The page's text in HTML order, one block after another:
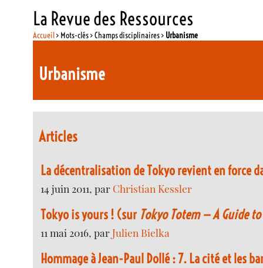
La Revue des Ressources
Accueil> Mots-clés > Champs disciplinaires > Urbanisme
Urbanisme
Articles
La décentralisation de Tokyo revient en force
14 juin 2011, par Christian Kessler
Tokyo is yours ! (sur Tokyo Totem — A Guide
11 mai 2016, parJulien Bielka
Hommage à Jean-Paul Dollé : 7. La cité et les